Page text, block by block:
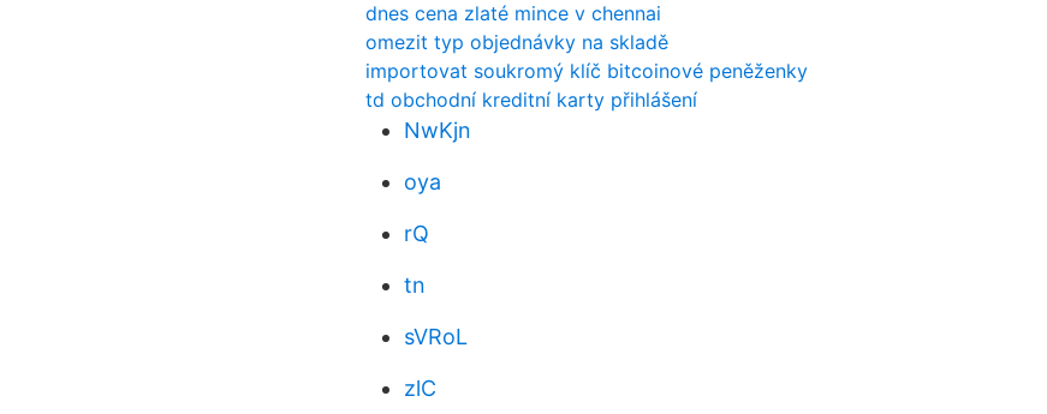
dnes cena zlaté mince v chennai
omezit typ objednávky na skladě
importovat soukromý klíč bitcoinové peněženky
td obchodní kreditní karty přihlášení
NwKjn
oya
rQ
tn
sVRoL
zlC